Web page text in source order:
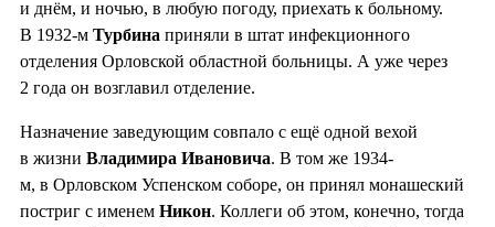
и днём, и ночью, в любую погоду, приехать к больному.
В 1932-м Турбина приняли в штат инфекционного
отделения Орловской областной больницы. А уже через
2 года он возглавил отделение.
Назначение заведующим совпало с ещё одной вехой
в жизни Владимира Ивановича. В том же 1934-
м, в Орловском Успенском соборе, он принял монашеский
постриг с именем Никон. Коллеги об этом, конечно, тогда